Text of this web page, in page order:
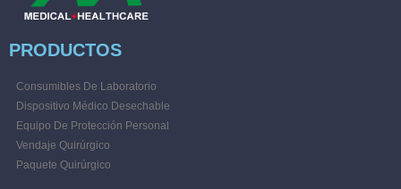
PRODUCTOS
Consumibles De Laboratorio
Dispositivo Médico Desechable
Equipo De Protección Personal
Vendaje Quirúrgico
Paquete Quirúrgico